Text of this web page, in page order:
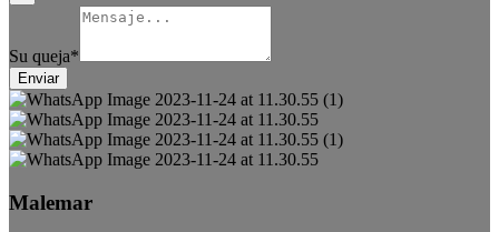
Su queja*
Enviar
Malemar